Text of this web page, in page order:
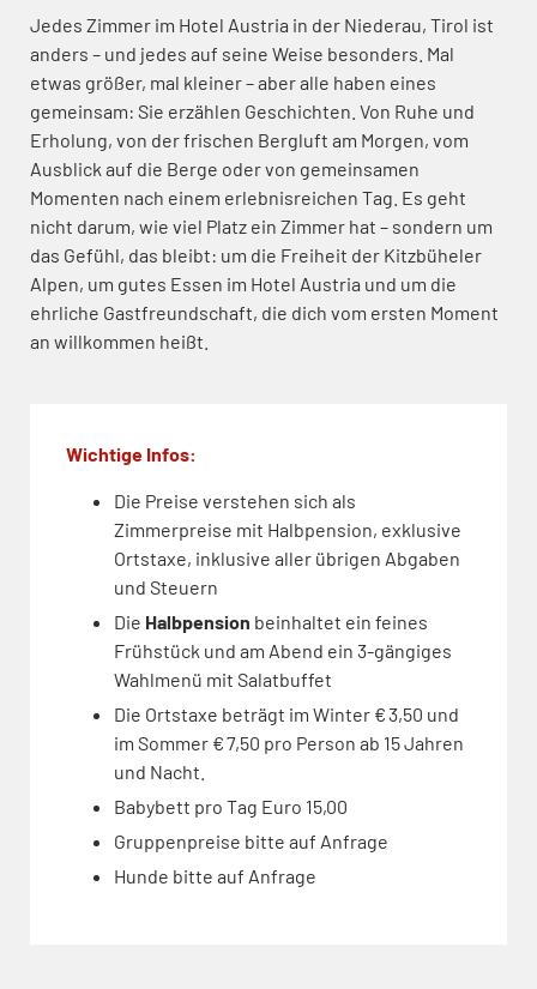
Jedes Zimmer im Hotel Austria in der Niederau, Tirol ist
anders – und jedes auf seine Weise besonders. Mal
etwas größer, mal kleiner – aber alle haben eines
gemeinsam: Sie erzählen Geschichten. Von Ruhe und
Erholung, von der frischen Bergluft am Morgen, vom
Ausblick auf die Berge oder von gemeinsamen
Momenten nach einem erlebnisreichen Tag. Es geht
nicht darum, wie viel Platz ein Zimmer hat – sondern um
das Gefühl, das bleibt: um die Freiheit der Kitzbüheler
Alpen, um gutes Essen im Hotel Austria und um die
ehrliche Gastfreundschaft, die dich vom ersten Moment
an willkommen heißt.
Wichtige Infos:
Die Preise verstehen sich als
Zimmerpreise mit Halbpension, exklusive
Ortstaxe, inklusive aller übrigen Abgaben
und Steuern
Die Halbpension beinhaltet ein feines
Frühstück und am Abend ein 3-gängiges
Wahlmenü mit Salatbuffet
Die Ortstaxe beträgt im Winter € 3,50 und
im Sommer € 7,50 pro Person ab 15 Jahren
und Nacht.
Babybett pro Tag Euro 15,00
Gruppenpreise bitte auf Anfrage
Hunde bitte auf Anfrage